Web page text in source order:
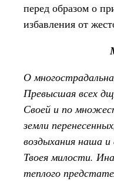
перед образом о
избавления от
О
Превысшая всех
Своей и по
земли
воздыхания наша и
Твоея милости.
теплого